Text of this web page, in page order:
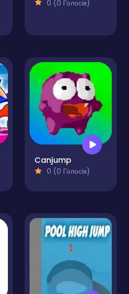
0 (0 Голосів)
Canjump
0 (0 Голосів)